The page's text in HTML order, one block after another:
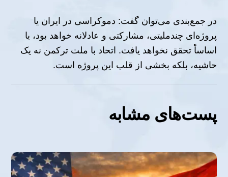
در جمع‌بندی می‌توان گفت: دموکراسی در ایران یا
پروژه‌ای چندملیتی، مشارکتی و عادلانه خواهد بود، یا
اساساً تحقق نخواهد یافت. اتحاد با ملت ترکمن نه یک
حاشیه، بلکه بخشی از قلب این پروژه است.
پست‌های مشابه